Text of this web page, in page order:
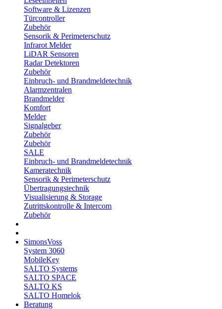
Software & Lizenzen
Türcontroller
Zubehör
Sensorik & Perimeterschutz
Infrarot Melder
LiDAR Sensoren
Radar Detektoren
Zubehör
Einbruch- und Brandmeldetechnik
Alarmzentralen
Brandmelder
Komfort
Melder
Signalgeber
Zubehör
Zubehör
SALE
Einbruch- und Brandmeldetechnik
Kameratechnik
Sensorik & Perimeterschutz
Übertragungstechnik
Visualisierung & Storage
Zutrittskontrolle & Intercom
Zubehör
SimonsVoss
System 3060
MobileKey
SALTO Systems
SALTO SPACE
SALTO KS
SALTO Homelok
Beratung